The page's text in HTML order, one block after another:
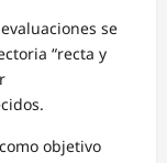
se
“recta y
objetivo